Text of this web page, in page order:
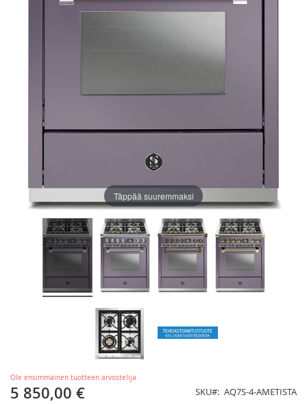
Ole ensimmäinen tuotteen arvostelija
5 850,00 € SKU AQ7S-4-AMETISTA
Täppää suuremmaksi